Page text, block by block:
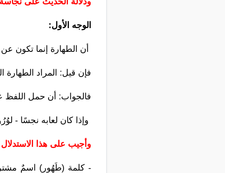
الوجه الأول:
أن الطهارة إنما تكون
فإن قيل: المراد الطهارة
فالجواب: أن حمل اللفظ
وإذاكان لعابه نجسًا -
وأجيب على هذا
- كلمة (طَهُور) اسمٌ